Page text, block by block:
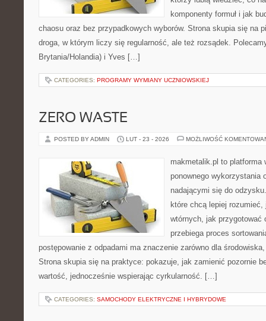
komponenty formuł i jak
chaosu oraz bez przypadkowych wyborów. Strona skupia się na
droga, w którym liczy się regularność, ale też rozsądek.
Brytania/Holandia) i Yves […]
CATEGORIES: PROGRAMY WYMIANY UCZNIOWSKIEJ
ZERO WASTE
POSTED BY ADMIN LUT - 23 - 2026 MOŻLIWOŚĆ
makmetalik.pl to platforma
ponownego wykorzystania
nadającymi się do
które chcą lepiej rozumieć,
wtórnych, jak przygotować
przebiega proces
postępowanie z odpadami ma znaczenie zarówno dla
Strona skupia się na praktyce: pokazuje, jak zamienić pozornie
wartość, jednocześnie wspierając cyrkularność. […]
CATEGORIES: SAMOCHODY ELEKTRYCZNE I HYBRYDOWE